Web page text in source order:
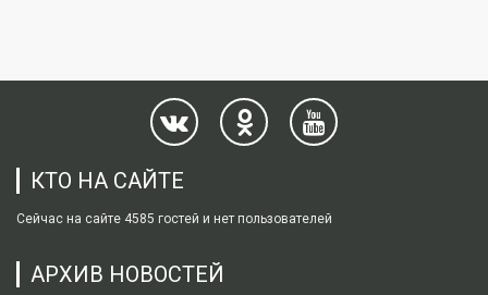
КТО НА САЙТЕ
Сейчас на сайте 4585 гостей и нет пользователей
АРХИВ НОВОСТЕЙ